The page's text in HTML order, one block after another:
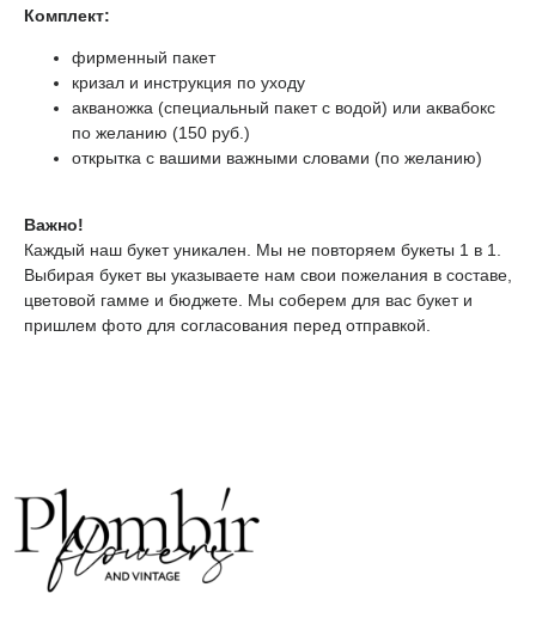
Комплект:
фирменный пакет
кризал и инструкция по уходу
акваножка (специальный пакет с водой) или аквабокс
по желанию (150 руб.)
открытка с вашими важными словами (по желанию)
Важно!
Каждый наш букет уникален. Мы не повторяем букеты 1 в 1.
Выбирая букет вы указываете нам свои пожелания в составе,
цветовой гамме и бюджете. Мы соберем для вас букет и
пришлем фото для согласования перед отправкой.
2018 - 2025 PLOMBIR FLOWERS
О ВИНТАЖЕ
+7 981 9672833
Ответим на все вопросы!
info@plombirflowers.ru
Каждый день с 9:00 до 21:00
УЛ. КИРОЧНАЯ, 8Б
ДОГОВОР ОФЕРТЫ